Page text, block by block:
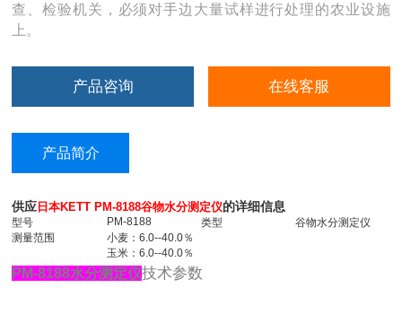
查、检验机关，必须对手边大量试样进行处理的农业设施
上。
产品咨询 在线客服
产品简介
供应 日本KETT PM-8188谷物水分测定仪的详细信息
型号 PM-8188 类型
谷物水分测定仪
测量范围
小麦：6.0--40.0％
玉米：6.0--40.0％
PM-8188水分测定仪技术参数